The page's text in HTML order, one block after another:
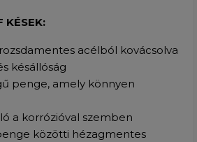
KÉSEK:
acélból kovácsolva
késállóság
penge, amely könnyen
a korrózióval szemben
közötti hézagmentes